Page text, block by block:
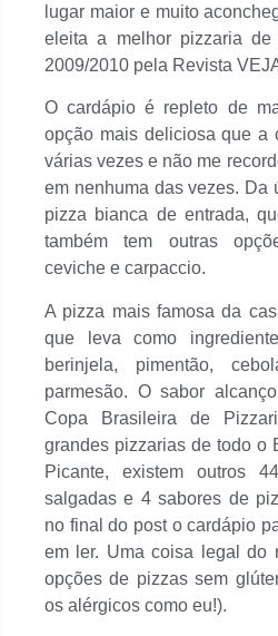
lugar maior e muito
eleita a melhor pizzaria
2009/2010 pela Revista
O cardápio é repleto de
opção mais deliciosa que a
várias vezes e não me
em nenhuma das vezes. Da
pizza bianca de entrada,
também tem outras
ceviche e carpaccio.
A pizza mais famosa da
que leva como
berinjela, pimentão,
parmesão. O sabor
Copa Brasileira de
grandes pizzarias de todo o
Picante, existem outros
salgadas e 4 sabores de
no final do post o cardápio
em ler. Uma coisa legal do
opções de pizzas sem
os alérgicos como eu!).